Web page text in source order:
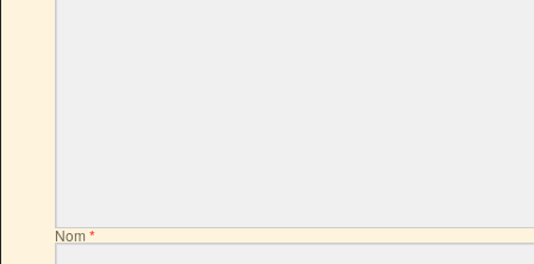
Nom*